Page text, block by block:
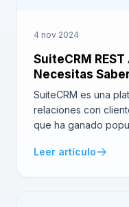
4 nov 2024
SuiteCRM
Necesitas
SuiteCRM es una
relaciones con
que ha ganado
es la SuiteCRM
capacidades del
Leer artículo